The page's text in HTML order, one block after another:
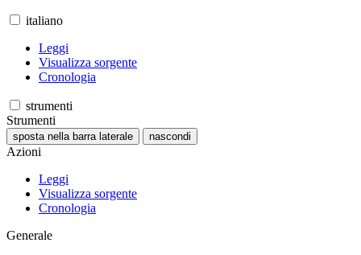
italiano
Leggi
Visualizza sorgente
Cronologia
strumenti
Strumenti
sposta nella barra laterale nascondi
Azioni
Leggi
Visualizza sorgente
Cronologia
Generale